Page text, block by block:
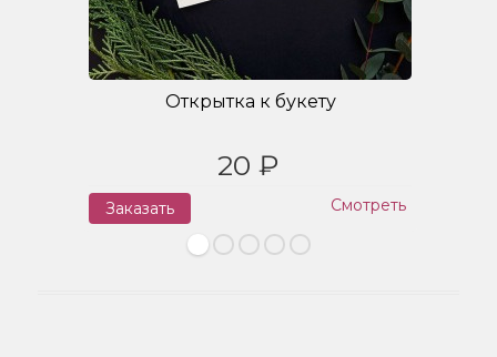
Открытка к букету
20 ₽
Заказать Смотреть